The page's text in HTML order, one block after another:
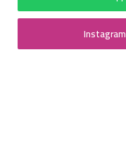
Instagram